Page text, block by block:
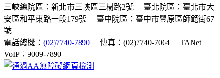
三峽總院區：新北市三峽區三樹路2號
臺北院區：臺北市大
安區和平東路一段179號
臺中院區：臺中市豐原區師範街67
號
電話總機： (02)7740-7890 傳真：(02)7740-7064
TANet
VoIP：9009-7890